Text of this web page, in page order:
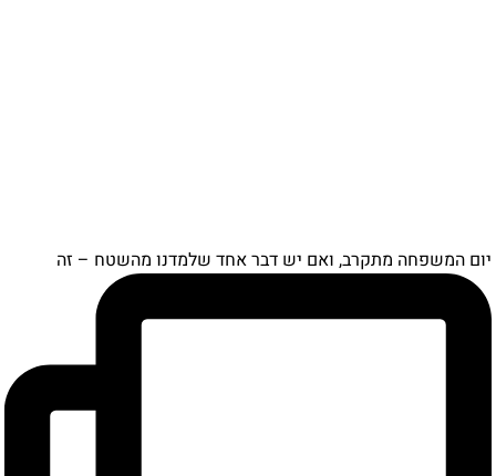
יום המשפחה מתקרב, ואם יש דבר אחד שלמדנו מהשטח – זה